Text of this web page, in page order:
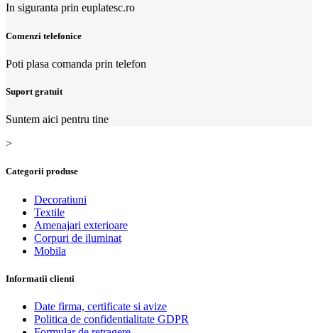
In siguranta prin euplatesc.ro
Comenzi telefonice
Poti plasa comanda prin telefon
Suport gratuit
Suntem aici pentru tine
>
Categorii produse
Decoratiuni
Textile
Amenajari exterioare
Corpuri de iluminat
Mobila
Informatii clienti
Date firma, certificate si avize
Politica de confidentialitate GDPR